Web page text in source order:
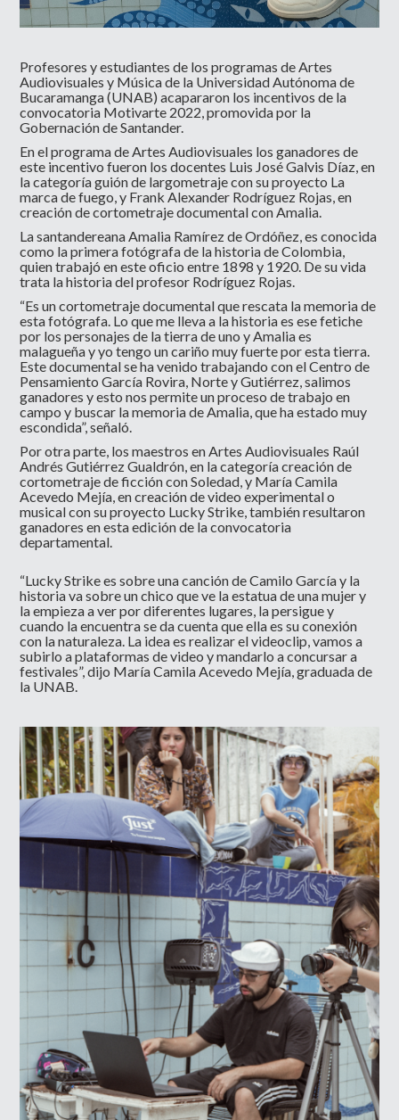
Profesores y estudiantes de los programas de Artes
Audiovisuales y Música de la Universidad Autónoma de
Bucaramanga (UNAB) acapararon los incentivos de la
convocatoria Motivarte 2022, promovida por la
Gobernación de Santander.
En el programa de Artes Audiovisuales los ganadores de
este incentivo fueron los docentes Luis José Galvis Díaz, en
la categoría guión de largometraje con su proyecto La
marca de fuego, y Frank Alexander Rodríguez Rojas, en
creación de cortometraje documental con Amalia.
La santandereana Amalia Ramírez de Ordóñez, es conocida
como la primera fotógrafa de la historia de Colombia,
quien trabajó en este oficio entre 1898 y 1920. De su vida
trata la historia del profesor Rodríguez Rojas.
“Es un cortometraje documental que rescata la memoria de
esta fotógrafa. Lo que me lleva a la historia es ese fetiche
por los personajes de la tierra de uno y Amalia es
malagueña y yo tengo un cariño muy fuerte por esta tierra.
Este documental se ha venido trabajando con el Centro de
Pensamiento García Rovira, Norte y Gutiérrez, salimos
ganadores y esto nos permite un proceso de trabajo en
campo y buscar la memoria de Amalia, que ha estado muy
escondida”, señaló.
Por otra parte, los maestros en Artes Audiovisuales Raúl
Andrés Gutiérrez Gualdrón, en la categoría creación de
cortometraje de ficción con Soledad, y María Camila
Acevedo Mejía, en creación de video experimental o
musical con su proyecto Lucky Strike, también resultaron
ganadores en esta edición de la convocatoria
departamental.
“Lucky Strike es sobre una canción de Camilo García y la
historia va sobre un chico que ve la estatua de una mujer y
la empieza a ver por diferentes lugares, la persigue y
cuando la encuentra se da cuenta que ella es su conexión
con la naturaleza. La idea es realizar el videoclip, vamos a
subirlo a plataformas de video y mandarlo a concursar a
festivales”, dijo María Camila Acevedo Mejía, graduada de
la UNAB.